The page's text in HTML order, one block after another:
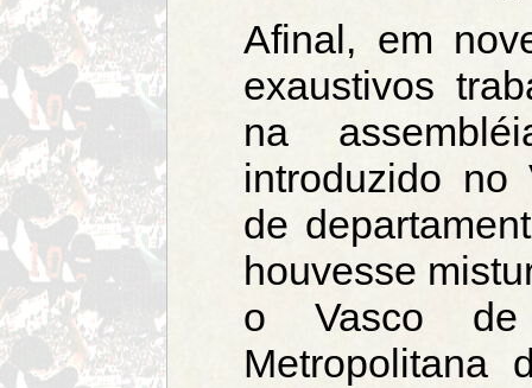
Afinal, em
exaustivos
na
introduzido no
de
houvesse
o Vasco
Metropolitana